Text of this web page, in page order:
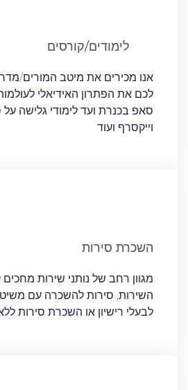
לימודים/קורסים
אנו מכירים את מיטב המורים/
לכם את הפתרון האידיאלי
סאפ בכנרת ועד לימודי גלישה על
וייקסרף ועוד
השכרת סירות
מגוון רחב של נותני שירות
השירות, סירות להשכרה עם
לבעלי רישיון או השכרת סירות